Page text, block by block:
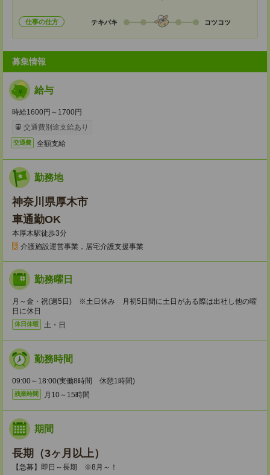
仕事の仕方 テキパキ コツコツ
募集情報
給与
時給1600円～1700円
交通費別途支給あり
交通費 全額支給
勤務地
神奈川県厚木市
車通勤OK
本厚木駅徒歩3分
介護施設運営事業，居宅介護支援事業
勤務曜日
月～金・祝(週5日) ※土日休み 月初5日間に土日がある際は出社し他の曜
日に休日
休日休暇 土・日
勤務時間
09:00～18:00(実働8時間 休憩1時間)
残業時間 月10～15時間
期間
長期（3ヶ月以上）
【急募】即日～長期 ※8月～！